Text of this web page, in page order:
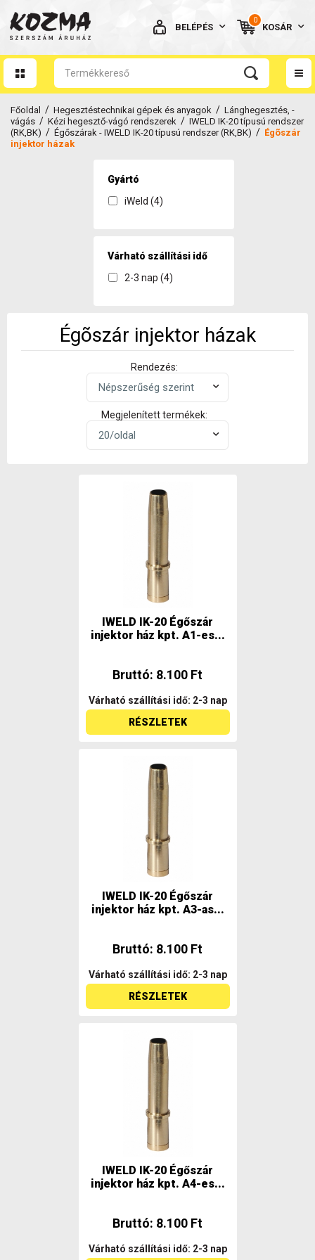
BELÉPÉS
BELÉPÉS
0
KOSÁR
Főoldal / Hegesztéstechnikai gépek és anyagok / Lánghegesztés, -
vágás / Kézi hegesztő-vágó rendszerek / IWELD IK-20 típusú rendszer
(RK,BK) / Égőszárak - IWELD IK-20 típusú rendszer (RK,BK) / Égõszár
injektor házak
Gyártó
iWeld (4)
Várható szállítási idő
2-3 nap (4)
Égõszár injektor házak
Rendezés:
Megjelenített termékek:
IWELD IK-20 Égőszár
injektor ház kpt. A1-es...
Bruttó: 8.100 Ft
Várható szállítási idő: 2-3 nap
RÉSZLETEK
IWELD IK-20 Égőszár
injektor ház kpt. A3-as...
Bruttó: 8.100 Ft
Várható szállítási idő: 2-3 nap
RÉSZLETEK
IWELD IK-20 Égőszár
injektor ház kpt. A4-es...
Bruttó: 8.100 Ft
Várható szállítási idő: 2-3 nap